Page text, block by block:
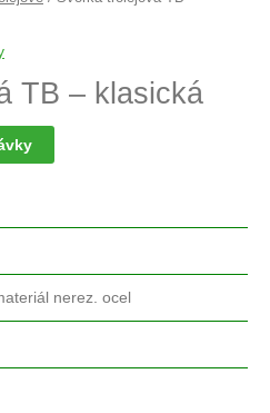
TB – klasická
nerez. ocel